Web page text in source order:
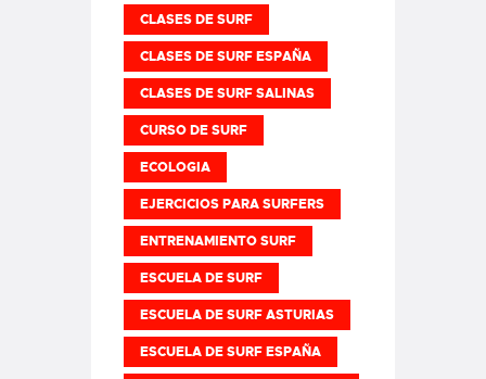
CLASES DE SURF
CLASES DE SURF ESPAÑA
CLASES DE SURF SALINAS
CURSO DE SURF
ECOLOGIA
EJERCICIOS PARA SURFERS
ENTRENAMIENTO SURF
ESCUELA DE SURF
ESCUELA DE SURF ASTURIAS
ESCUELA DE SURF ESPAÑA